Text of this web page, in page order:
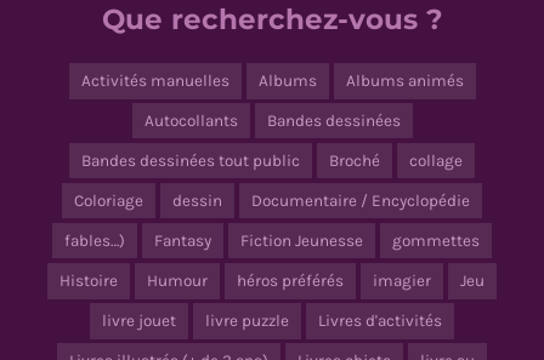
Que recherchez-vous ?
Activités manuelles Albums Albums animés
Autocollants Bandes dessinées
Bandes dessinées tout public Broché collage
Coloriage dessin Documentaire / Encyclopédie
fables…) Fantasy Fiction Jeunesse gommettes
Histoire Humour héros préférés imagier Jeu
livre jouet livre puzzle Livres d'activités